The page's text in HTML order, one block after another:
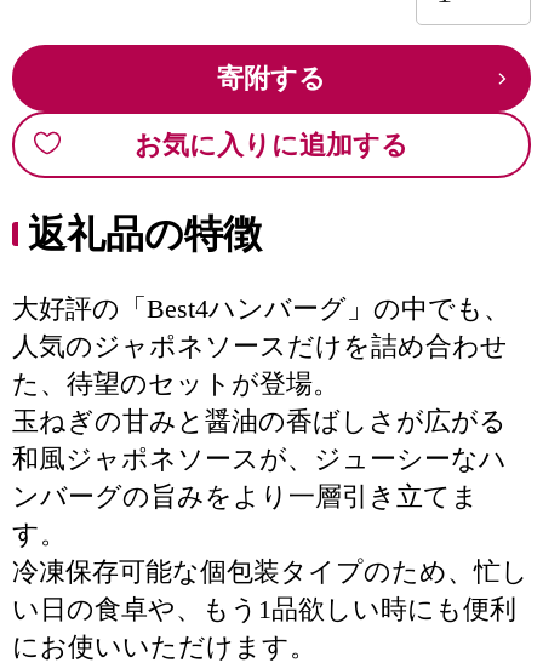
寄附する
お気に入りに追加する
返礼品の特徴
大好評の「Best4ハンバーグ」の中でも、
人気のジャポネソースだけを詰め合わせ
た、待望のセットが登場。
玉ねぎの甘みと醤油の香ばしさが広がる
和風ジャポネソースが、ジューシーなハ
ンバーグの旨みをより一層引き立てま
す。
冷凍保存可能な個包装タイプのため、忙し
い日の食卓や、もう1品欲しい時にも便利
にお使いいただけます。